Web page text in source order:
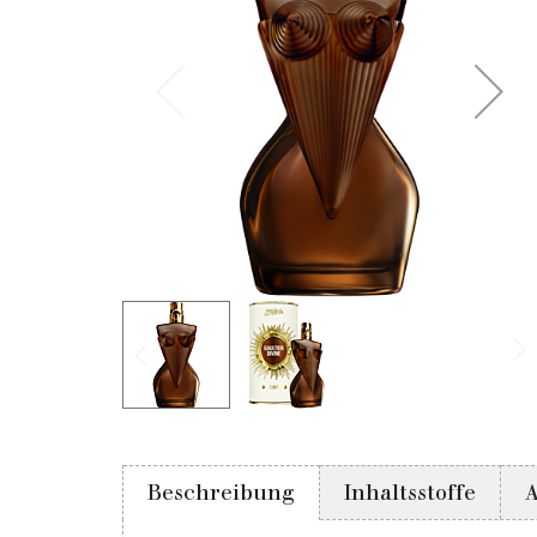
Beschreibung Inhaltsstoffe